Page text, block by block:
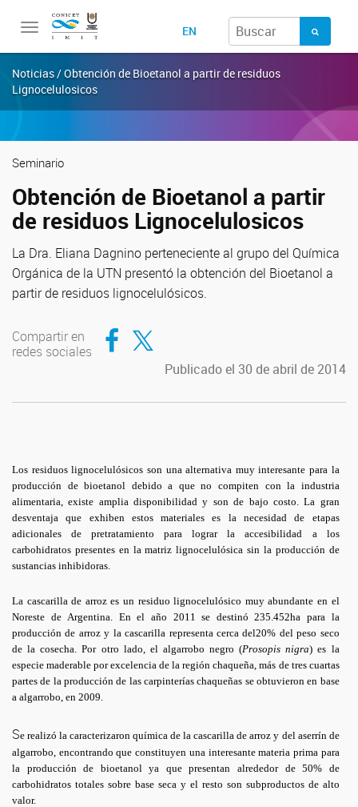
Toggle
EN
Noticias / Obtención de Bioetanol a partir de residuos
Lignocelulosicos
Seminario
Obtención de Bioetanol a partir
de residuos Lignocelulosicos
La Dra. Eliana Dagnino perteneciente al grupo del Química
Orgánica de la UTN presentó la obtención del Bioetanol a
partir de residuos lignocelulósicos.
Compartir en
redes sociales
Compartir en Facebook
Compartir en Twitter
Publicado el 30 de abril de 2014
Los residuos lignocelulósicos son una alternativa muy interesante para la
producción de bioetanol debido a que no compiten con la industria
alimentaria, existe amplia disponibilidad y son de bajo costo. La gran
desventaja que exhiben estos materiales es la necesidad de etapas
adicionales de pretratamiento para lograr la accesibilidad a los
carbohidratos presentes en la matriz lignocelulósica sin la producción de
sustancias inhibidoras.
La cascarilla de arroz es un residuo lignocelulósico muy abundante en el
Noreste de Argentina. En el año 2011 se destinó 235.452ha para la
producción de arroz y la cascarilla representa cerca del20% del peso seco
de la cosecha. Por otro lado, el algarrobo negro (Prosopis nigra) es la
especie maderable por excelencia de la región chaqueña, más de tres cuartas
partes de la producción de las carpinterías chaqueñas se obtuvieron en base
a algarrobo, en 2009.
Se realizó la caracterizaron química de la cascarilla de arroz y del aserrín de
algarrobo, encontrando que constituyen una interesante materia prima para
la producción de bioetanol ya que presentan alrededor de 50% de
carbohidratos totales sobre base seca y el resto son subproductos de alto
valor.